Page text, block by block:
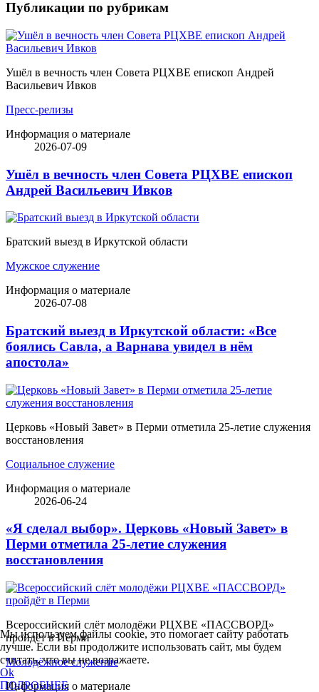
Публикации по рубрикам
Ушёл в вечность член Совета РЦХВЕ епископ Андрей
Васильевич Ивков
Пресс-релизы
Информация о материале
2026-07-09
Ушёл в вечность член Совета РЦХВЕ епископ
Андрей Васильевич Ивков
Братский выезд в Иркутской области
Мужское служение
Информация о материале
2026-07-08
Братский выезд в Иркутской области: «Все
боялись Савла, а Варнава увидел в нём
апостола»
Церковь «Новый Завет» в Перми отметила 25-летие служения
восстановления
Социальное служение
Информация о материале
2026-06-24
«Я сделал выбор». Церковь «Новый Завет» в
Перми отметила 25-летие служения
восстановления
Всероссийский слёт молодёжи РЦХВЕ «ПАССВОРД»
пройдёт в Перми
Молодёжное служение
Информация о материале
Мы используем файлы cookie, это помогает сайту работать
лучше. Если вы продолжите использовать сайт, мы будем
считать, что вы не возражаете.
Ok
ПОДРОБНЕЕ